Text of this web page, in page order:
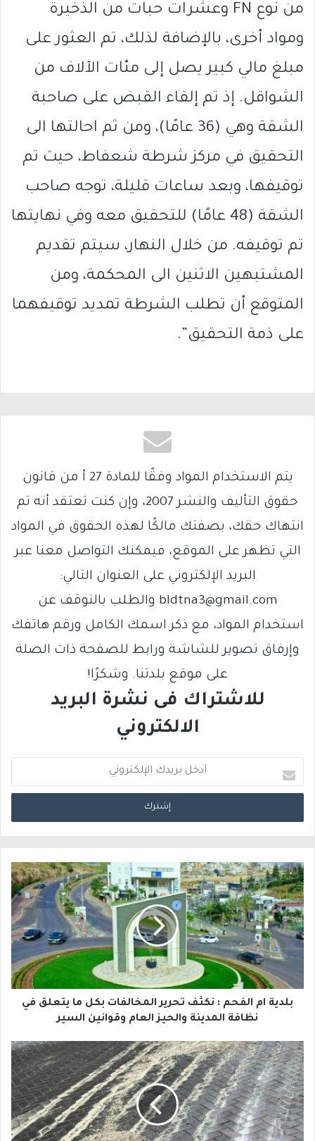
من نوع FN وعشرات حبات من الذخيرة
ومواد أخرى، بالإضافة لذلك، تم العثور على
مبلغ مالي كبير يصل إلى مئات الآلاف من
الشواقل. إذ تم إلقاء القبض على صاحبة
الشقة وهي (36 عامًا)، ومن ثم احالتها الى
التحقيق في مركز شرطة شعفاط، حيث تم
توقيفها، وبعد ساعات قليلة، توجه صاحب
الشقة (48 عامًا) للتحقيق معه وفي نهايتها
تم توقيفه. من خلال النهار، سيتم تقديم
المشتبهين الاثنين الى المحكمة، ومن
المتوقع أن تطلب الشرطة تمديد توقيفهما
على ذمة التحقيق”.
يتم الاستخدام المواد وفقًا للمادة 27 أ من قانون
حقوق التأليف والنشر 2007، وإن كنت تعتقد أنه تم
انتهاك حقك، بصفتك مالكًا لهذه الحقوق في المواد
التي تظهر على الموقع، فيمكنك التواصل معنا عبر
البريد الإلكتروني على العنوان التالي:
bldtna3@gmail.com والطلب بالتوقف عن
استخدام المواد، مع ذكر اسمك الكامل ورقم هاتفك
وإرفاق تصوير للشاشة ورابط للصفحة ذات الصلة
على موقع بلدتنا. وشكرًا!
للاشتراك فى نشرة البريد
الالكتروني
د
خ
ب
ر
ي
د
ا
إ
ل
ك
ت
بلدية ام الفحم : نكثف تحرير المخالفات بكل ما يتعلق في
نظافة المدينة والحيز العام وقوانين السير